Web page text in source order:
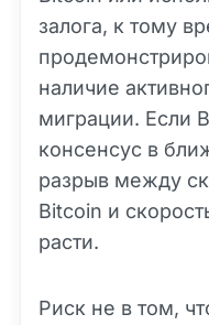
залога, к тому
наличие
миграции. Если
консенсус в
разрыв между
Bitcoin и
расти.
Риск не в том,